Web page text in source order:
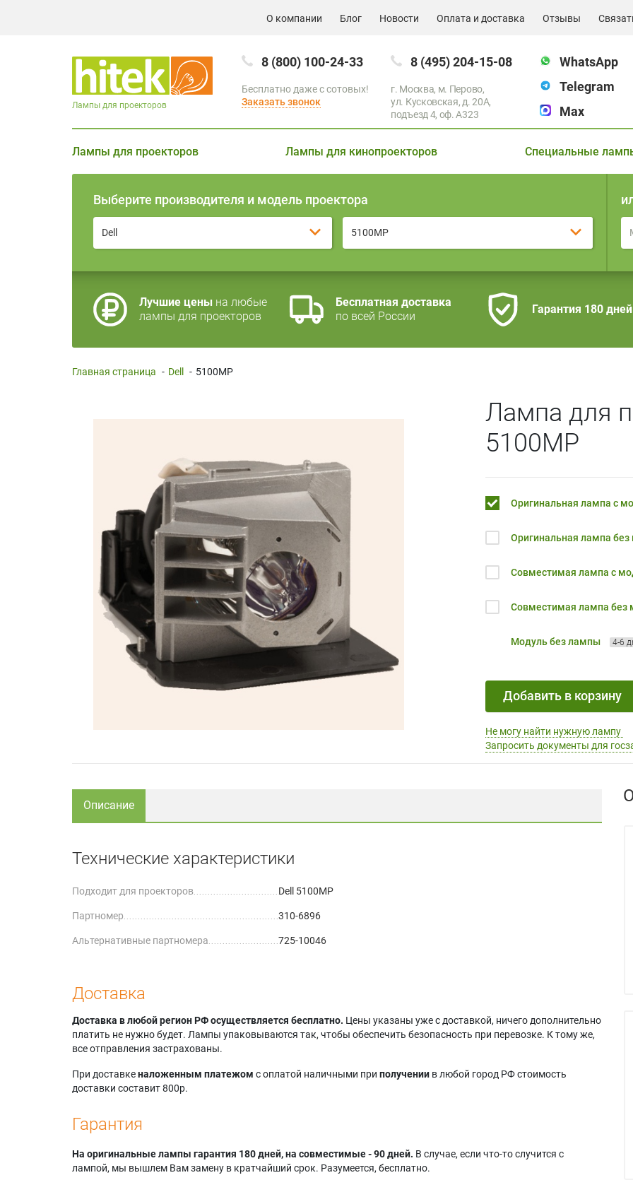
О компании Блог Новости Оплата и доставка Отзывы
8 (800) 100-24-33
Бесплатно даже с сотовых!
Заказать звонок
8 (495) 204-15-08
г. Москва, м. Перово,
ул. Кусковская, д. 20А,
подъезд 4, оф. A323
WhatsApp
Telegram
Max
Лампы для проекторов
Лампы для проекторов Лампы для кинопроекторов Специальные
Выберите производителя и модель проектора
Dell 5100MP
Лучшие цены на любые
лампы для проекторов
Бесплатная доставка
по всей России
Гарантия 180 дней
Главная страница - Dell - 5100MP
Лампа для
5100MP
Оригинальная лампа с
Оригинальная лампа без
Совместимая лампа с
Совместимая лампа без
Модуль без лампы 4-6
Добавить в корзину
Не могу найти нужную лампу
Запросить документы для
Описание
Технические характеристики
Подходит для проекторов Dell 5100MP
Партномер 310-6896
Альтернативные партномера 725-10046
Доставка
Доставка в любой регион РФ осуществляется бесплатно. Цены указаны уже с доставкой, ничего дополнительно
платить не нужно будет. Лампы упаковываются так, чтобы обеспечить безопасность при перевозке. К тому же,
все отправления застрахованы.
При доставкеналоженным платежом с оплатой наличными при получении в любой город РФ стоимость
доставки составит 800р.
Гарантия
На оригинальные лампы гарантия 180 дней, на совместимые - 90 дней. В случае, если что-то случится с
лампой, мы вышлем Вам замену в кратчайший срок. Разумеется, бесплатно.